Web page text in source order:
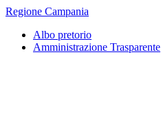
Regione Campania
Albo pretorio
Amministrazione Trasparente